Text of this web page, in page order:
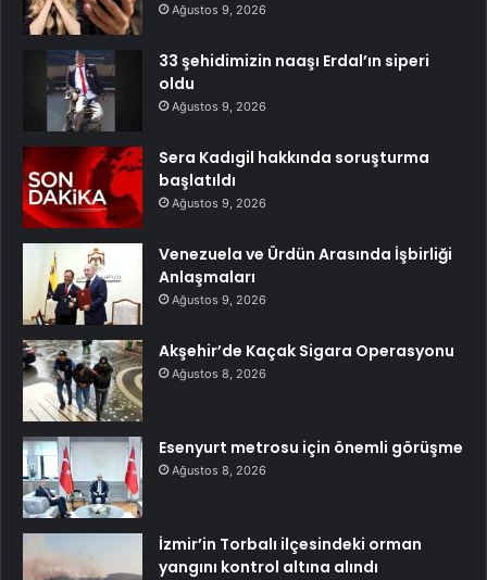
Ağustos 9, 2026
33 şehidimizin naaşı Erdal’ın siperi
oldu
Ağustos 9, 2026
Sera Kadıgil hakkında soruşturma
başlatıldı
Ağustos 9, 2026
Venezuela ve Ürdün Arasında İşbirliği
Anlaşmaları
Ağustos 9, 2026
Akşehir’de Kaçak Sigara Operasyonu
Ağustos 8, 2026
Esenyurt metrosu için önemli görüşme
Ağustos 8, 2026
İzmir’in Torbalı ilçesindeki orman
yangını kontrol altına alındı